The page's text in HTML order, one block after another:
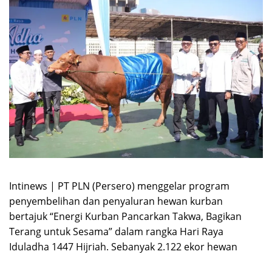
Intinews | PT PLN (Persero) menggelar program
penyembelihan dan penyaluran hewan kurban
bertajuk “Energi Kurban Pancarkan Takwa, Bagikan
Terang untuk Sesama” dalam rangka Hari Raya
Iduladha 1447 Hijriah. Sebanyak 2.122 ekor hewan